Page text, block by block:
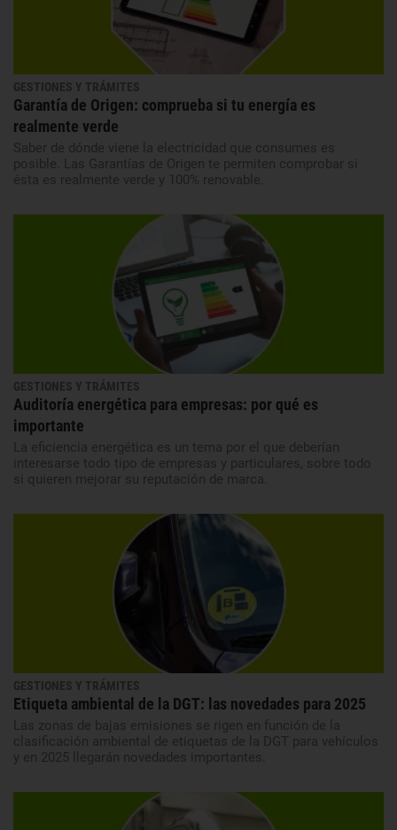
GESTIONES Y TRÁMITES
Garantía de Origen: comprueba si tu energía es
realmente verde
Saber de dónde viene la electricidad que consumes es
posible. Las Garantías de Origen te permiten comprobar si
ésta es realmente verde y 100% renovable.
GESTIONES Y TRÁMITES
Auditoría energética para empresas: por qué es
importante
La eficiencia energética es un tema por el que deberían
interesarse todo tipo de empresas y particulares, sobre todo
si quieren mejorar su reputación de marca.
GESTIONES Y TRÁMITES
Etiqueta ambiental de la DGT: las novedades para 2025
Las zonas de bajas emisiones se rigen en función de la
clasificación ambiental de etiquetas de la DGT para vehículos
y en 2025 llegarán novedades importantes.